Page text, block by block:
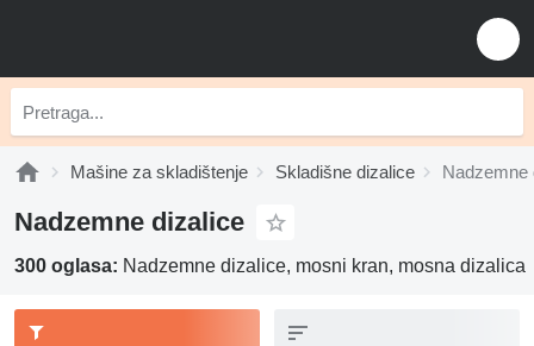
Mašine za skladištenje Skladišne dizalice Nadzemne
Nadzemne dizalice
300 oglasa: Nadzemne dizalice, mosni kran, mosna dizalica